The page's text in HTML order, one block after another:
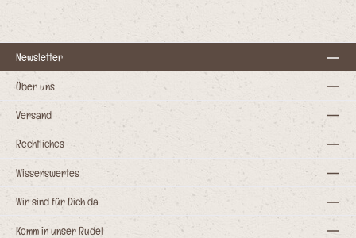
Newsletter
Über uns
Versand
Rechtliches
Wissenswertes
Wir sind für Dich da
Komm in unser Rudel